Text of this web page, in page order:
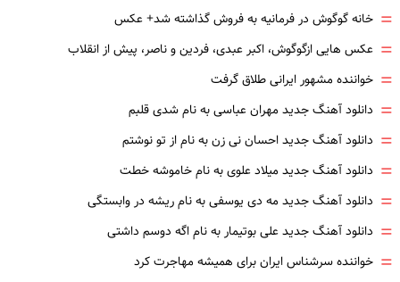
= خانه گوگوش در فرمانیه به فروش گذاشته شد+ عکس
= عکس هایی ازگوگوش، اکبر عبدی، فردین و ناصر، پیش از انقلاب
= خواننده مشهور ایرانی طلاق گرفت
= دانلود آهنگ جدید مهران عباسی به نام شدی قلبم
= دانلود آهنگ جدید احسان نی زن به نام از تو نوشتم
= دانلود آهنگ جدید میلاد علوی به نام خاموشه خطت
= دانلود آهنگ جدید مه دی یوسفی به نام ریشه در وابستگی
= دانلود آهنگ جدید علی بوتیمار به نام اگه دوسم داشتی
= خواننده سرشناس ایران برای همیشه مهاجرت کرد